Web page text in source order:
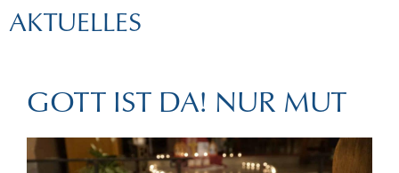
AKTUELLES
GOTT IST DA! NUR MUT